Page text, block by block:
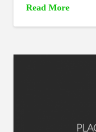
Read More